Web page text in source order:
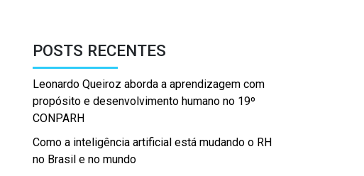
POSTS RECENTES
Leonardo Queiroz aborda a aprendizagem com
propósito e desenvolvimento humano no 19º
CONPARH
Como a inteligência artificial está mudando o RH
no Brasil e no mundo